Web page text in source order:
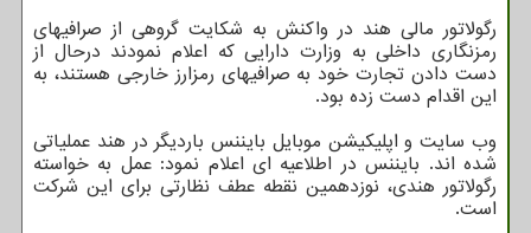
رگولاتور مالی هند در واکنش به شکایت گروهی از صرافیهای
رمزنگاری داخلی به وزارت دارایی که اعلام نمودند درحال از
دست دادن تجارت خود به صرافیهای رمزارز خارجی هستند، به
این اقدام دست زده بود.
وب سایت و اپلیکیشن موبایل بایننس باردیگر در هند عملیاتی
شده اند. بایننس در اطلاعیه ای اعلام نمود: عمل به خواسته
رگولاتور هندی، نوزدهمین نقطه عطف نظارتی برای این شرکت
است.